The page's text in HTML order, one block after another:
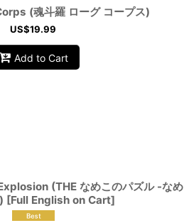
(魂斗羅 ローグ コープス)
US$19.99
Add to Cart
(THE なめこのパズル -なめ
[Full English on Cart]